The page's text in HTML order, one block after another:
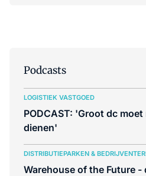
Podcasts
LOGISTIEK VASTGOED
PODCAST: 'Groot dc
dienen'
DISTRIBUTIEPARKEN &
Warehouse of the Future